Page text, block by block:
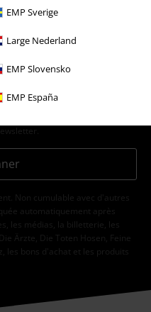
EMP Sverige
Large Nederland
EMP Slovensko
EMP España
et que mes données
Order UK Ltd pour m’envoyer
Mes données seront traitées
sais que je peux retirer mon
Non cumulable avec d'autres
automatiquement après
les médias, la billetterie, les
Ärzte, Die Toten Hosen, Feine
les bons d'achat et les produits